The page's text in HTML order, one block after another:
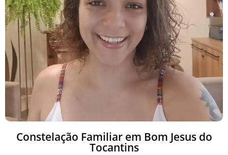
Constelação Familiar em Bom Jesus do
Tocantins